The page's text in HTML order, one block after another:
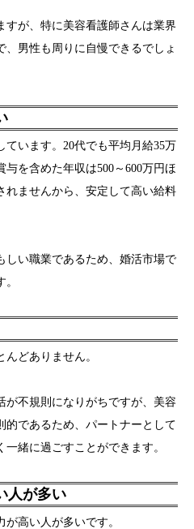
すが、特に美容看護師さんは業界
男性も周りに自慢できるでしょ
ています。20代でも平均月給35万
を含めた年収は500～600万円ほ
れませんから、安定して高い給料
しい職業であるため、婚活市場で
どありません。
が不規則になりがちですが、美容
的であるため、パートナーとして
緒に過ごすことができます。
人が多い
高い人が多いです。